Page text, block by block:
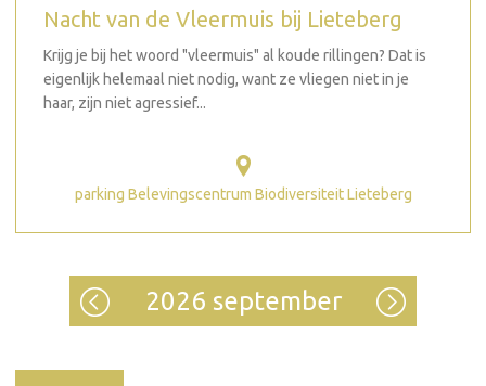
Nacht van de Vleermuis bij Lieteberg
Krijg je bij het woord "vleermuis" al koude rillingen? Dat is
eigenlijk helemaal niet nodig, want ze vliegen niet in je
haar, zijn niet agressief...
parking Belevingscentrum Biodiversiteit Lieteberg
2026 september